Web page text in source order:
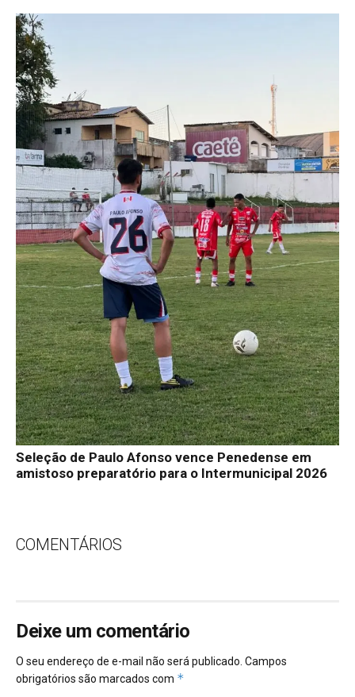
Seleção de Paulo Afonso vence Penedense em
amistoso preparatório para o Intermunicipal 2026
COMENTÁRIOS
Deixe um comentário
O seu endereço de e-mail não será publicado. Campos
obrigatórios são marcados com *